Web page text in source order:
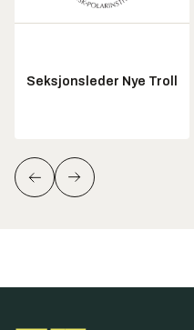
Seksjonsleder Nye Troll